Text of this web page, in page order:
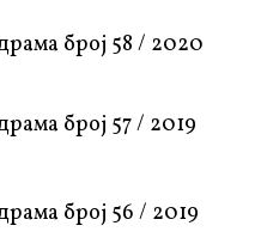
број 58 / 2020
број 57 / 2019
број 56 / 2019